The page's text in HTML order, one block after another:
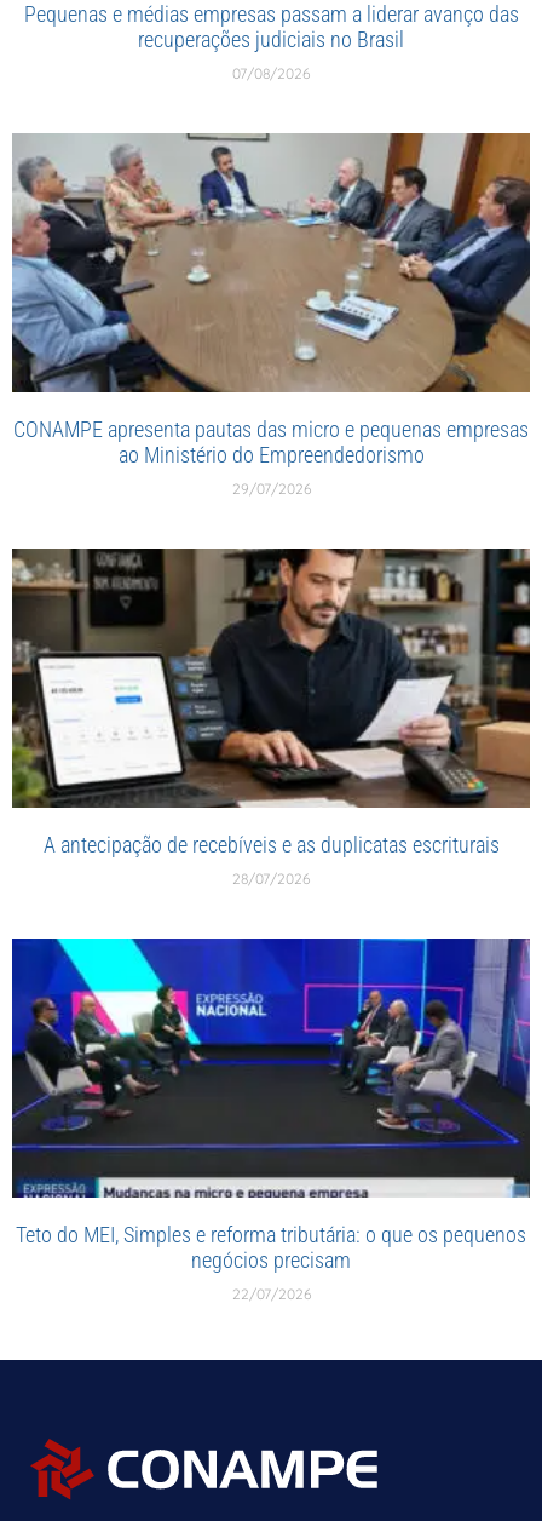
Pequenas e médias empresas passam a liderar avanço das
recuperações judiciais no Brasil
07/08/2026
CONAMPE apresenta pautas das micro e pequenas empresas
ao Ministério do Empreendedorismo
29/07/2026
A antecipação de recebíveis e as duplicatas escriturais
28/07/2026
Teto do MEI, Simples e reforma tributária: o que os pequenos
negócios precisam
22/07/2026